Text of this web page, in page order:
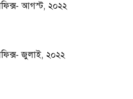
আগস্ট, ২০২২
জুলাই, ২০২২